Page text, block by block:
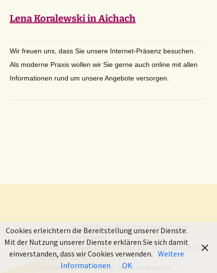
Lena Koralewski in Aichach
Wir freuen uns, dass Sie unsere Internet-Präsenz besuchen.
Als moderne Praxis wollen wir Sie gerne auch online mit allen
Informationen rund um unsere Angebote versorgen.
© 2015 Praxis für Ergotherapie Lena
86551 Aichach•Augsburger Straße 29•Tel. 08251 . 89 62
96•Fax 08251 . 89 62
koralewski@lenergo.de www.lenergo.de
Cookies erleichtern die Bereitstellung unserer Dienste.
Mit der Nutzung unserer Dienste erklären Sie sich damit
einverstanden, dass wir Cookies verwenden. Weitere
Informationen
OK